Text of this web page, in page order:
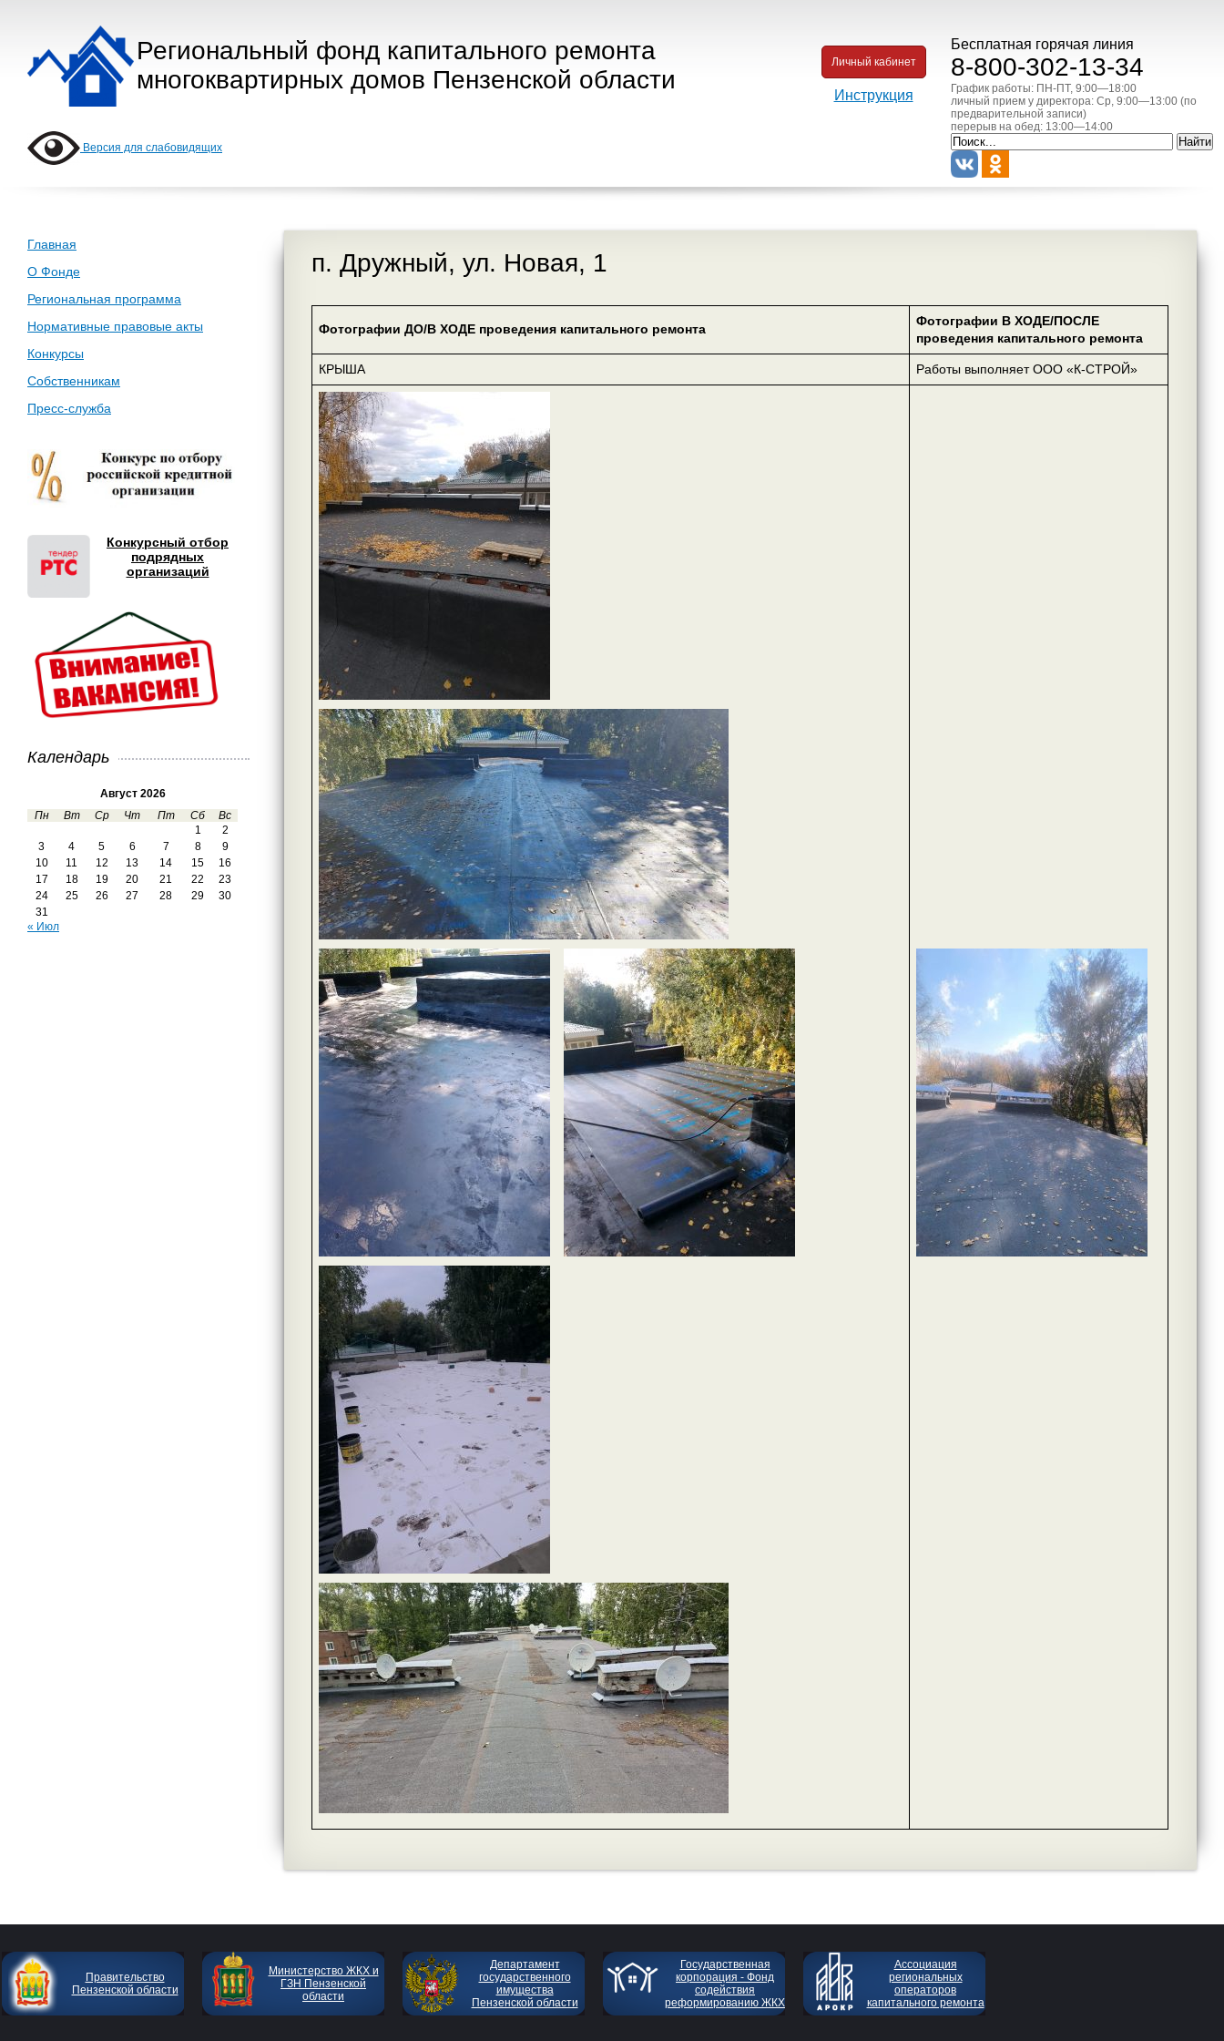
Региональный фонд капитального ремонта
многоквартирных домов Пензенской области
Бесплатная горячая линия
8-800-302-13-34
График работы: ПН-ПТ, 9:00—18:00
личный прием у директора: Ср, 9:00—13:00 (по
предварительной записи)
перерыв на обед: 13:00—14:00
Личный кабинет
Инструкция
Версия для слабовидящих
Главная
О Фонде
Региональная программа
Нормативные правовые акты
Конкурсы
Собственникам
Пресс-служба
Конкурсный отбор
подрядных
организаций
Календарь
Август 2026
Пн
Вт Ср Чт Пт Сб
Вс
1
2
3
4 5 6 7 8
9
10
11 12 13 14 15
16
17
18 19 20 21 22
23
24
25 26 27 28 29
30
31
« Июл
п. Дружный, ул. Новая, 1
Фотографии ДО/В ХОДЕ проведения капитального ремонта
Фотографии В ХОДЕ/ПОСЛЕ
проведения капитального ремонта
КРЫША Работы выполняет ООО «К-СТРОЙ»
Правительство
Пензенской области
Министерство ЖКХ и
ГЗН Пензенской
области
Департамент
государственного
имущества
Пензенской области
Государственная
корпорация - Фонд
содействия
реформированию ЖКХ
Ассоциация
региональных
операторов
капитального ремонта